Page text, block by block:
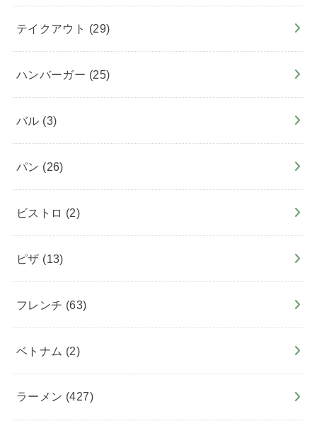
テイクアウト (29)
ハンバーガー (25)
バル (3)
パン (26)
ビストロ (2)
ピザ (13)
フレンチ (63)
ベトナム (2)
ラーメン (427)